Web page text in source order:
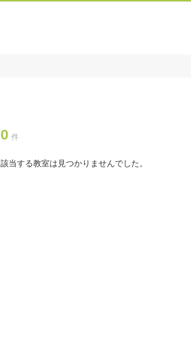
0 件
該当する教室は見つかりませんでした。